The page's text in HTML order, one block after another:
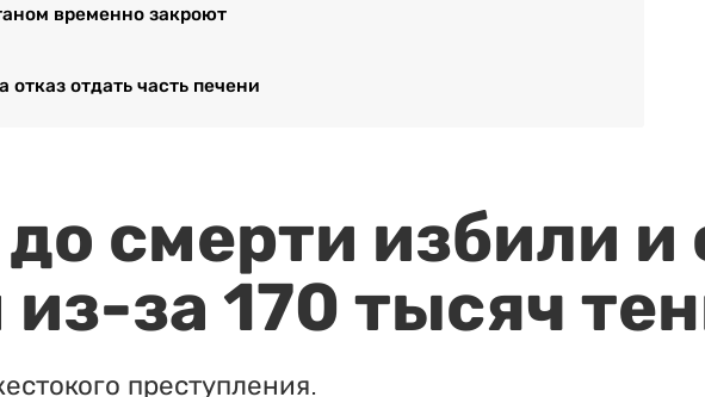
временно закроют
отдать часть печени
смерти избили и
за 170 тысяч
преступления.